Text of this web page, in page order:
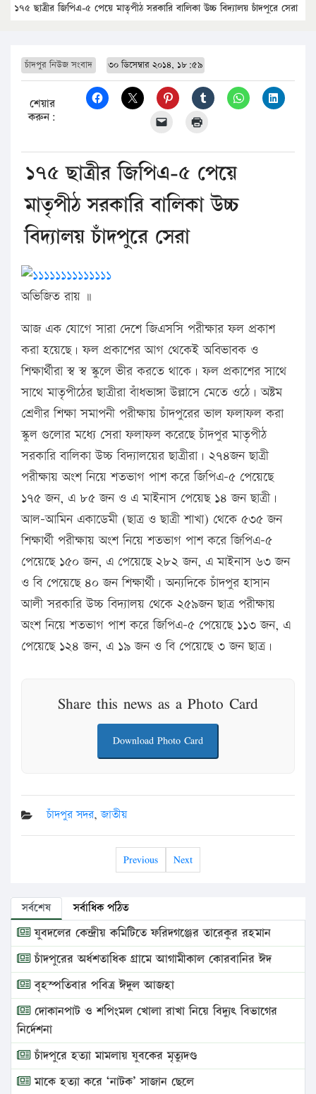
১৭৫ ছাত্রীর জিপিএ-৫ পেয়ে মাতৃপীঠ সরকারি বালিকা উচ্চ বিদ্যালয় চাঁদপুরে সেরা
চাঁদপুর নিউজ সংবাদ ৩০ ডিসেম্বার ২০১৪, ১৮:৫৯
শেয়ার
করুন:
১৭৫ ছাত্রীর জিপিএ-৫ পেয়ে
মাতৃপীঠ সরকারি বালিকা উচ্চ
বিদ্যালয় চাঁদপুরে সেরা
অভিজিত রায় ॥
আজ এক যোগে সারা দেশে জিএসসি পরীক্ষার ফল প্রকাশ
করা হয়েছে। ফল প্রকাশের আগ থেকেই অবিভাবক ও
শিক্ষার্থীরা স্ব স্ব স্কুলে ভীর করতে থাকে। ফল প্রকাশের সাথে
সাথে মাতৃপীঠের ছাত্রীরা বাঁধভাঙ্গা উল্লাসে মেতে ওঠে। অষ্টম
শ্রেণীর শিক্ষা সমাপনী পরীক্ষায় চাঁদপুরের ভাল ফলাফল করা
স্কুল গুলোর মধ্যে সেরা ফলাফল করেছে চাঁদপুর মাতৃপীঠ
সরকারি বালিকা উচ্চ বিদ্যালয়ের ছাত্রীরা। ২৭৪জন ছাত্রী
পরীক্ষায় অংশ নিয়ে শতভাগ পাশ করে জিপিএ-৫ পেয়েছে
১৭৫ জন, এ ৮৫ জন ও এ মাইনাস পেয়েছ ১৪ জন ছাত্রী।
আল-আমিন একাডেমী (ছাত্র ও ছাত্রী শাখা) থেকে ৫৩৫ জন
শিক্ষার্থী পরীক্ষায় অংশ নিয়ে শতভাগ পাশ করে জিপিএ-৫
পেয়েছে ১৫০ জন, এ পেয়েছে ২৮২ জন, এ মাইনাস ৬৩ জন
ও বি পেয়েছে ৪০ জন শিক্ষার্থী। অন্যদিকে চাঁদপুর হাসান
আলী সরকারি উচ্চ বিদ্যালয় থেকে ২৫৯জন ছাত্র পরীক্ষায়
অংশ নিয়ে শতভাগ পাশ করে জিপিএ-৫ পেয়েছে ১১৩ জন, এ
পেয়েছে ১২৪ জন, এ ১৯ জন ও বি পেয়েছে ৩ জন ছাত্র।
Share this news as a Photo Card
Download Photo Card
চাঁদপুর সদর,জাতীয়
Previous Next
সর্বশেষ সর্বাধিক পঠিত
যুবদলের কেন্দ্রীয় কমিটিতে ফরিদগঞ্জের তারেকুর রহমান
চাঁদপুরের অর্ধশতাধিক গ্রামে আগামীকাল কোরবানির ঈদ
বৃহস্পতিবার পবিত্র ঈদুল আজহা
দোকানপাট ও শপিংমল খোলা রাখা নিয়ে বিদ্যুৎ বিভাগের
নির্দেশনা
চাঁদপুরে হত্যা মামলায় যুবকের মৃত্যুদণ্ড
মাকে হত্যা করে ‘নাটক’ সাজান ছেলে